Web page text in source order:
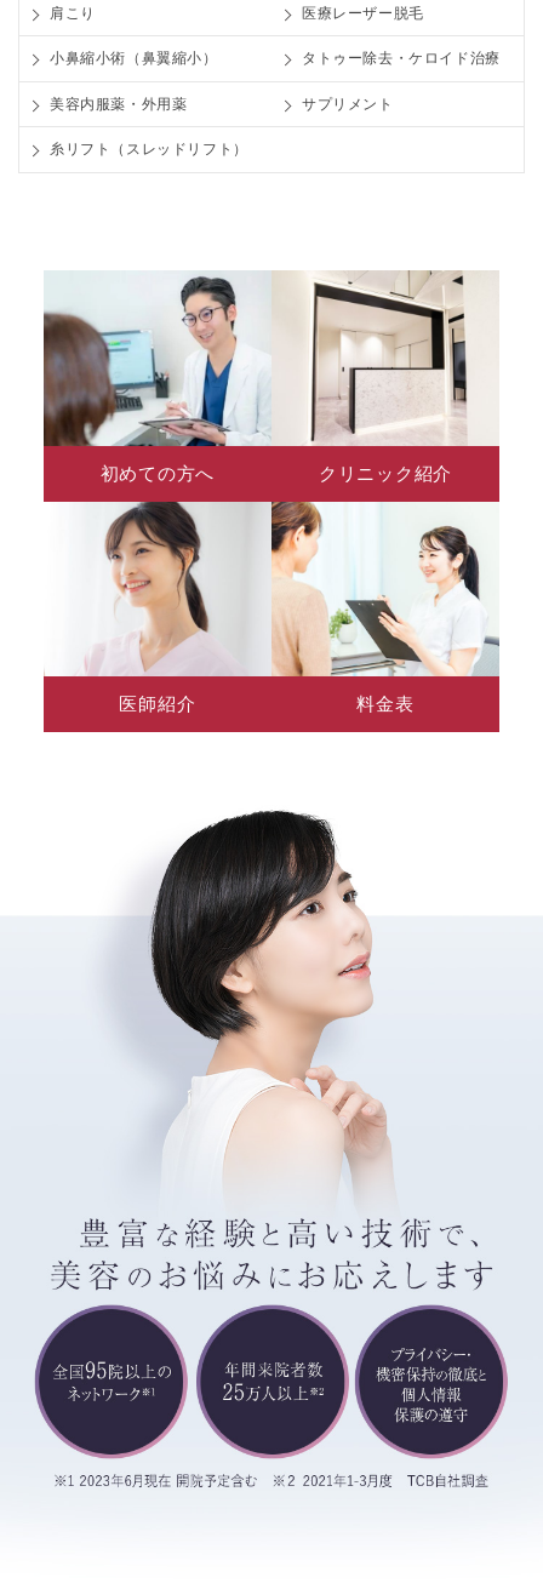
肩こり 医療レーザー脱毛
小鼻縮小術（鼻翼縮小） タトゥー除去・ケロイド治療
美容内服薬・外用薬 サプリメント
糸リフト（スレッドリフト）
初めての方へ クリニック紹介
医師紹介 料金表